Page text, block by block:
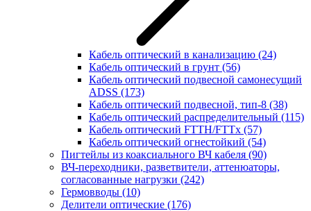
Кабель оптический в канализацию (24)
Кабель оптический в грунт (56)
Кабель оптический подвесной самонесущий
ADSS (173)
Кабель оптический подвесной, тип-8 (38)
Кабель оптический распределительный (115)
Кабель оптический FTTH/FTTx (57)
Кабель оптический огнестойкий (54)
Пигтейлы из коаксиального ВЧ кабеля (90)
ВЧ-переходники, разветвители, аттенюаторы,
согласованные нагрузки (242)
Гермовводы (10)
Делители оптические (176)